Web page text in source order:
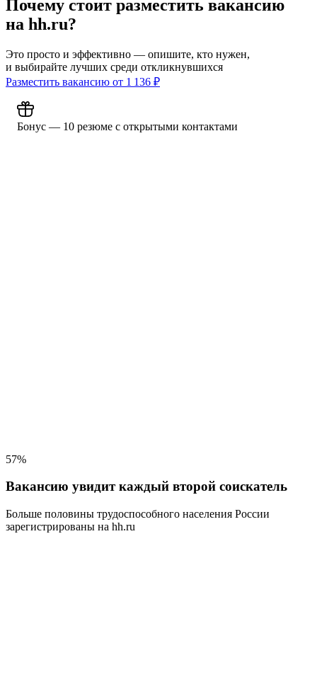
Почему стоит разместить вакансию
на hh.ru?
Это просто и эффективно — опишите, кто нужен,
и выбирайте лучших среди откликнувшихся
Разместить вакансию от 1 136 ₽
Бонус — 10 резюме с открытыми контактами
57%
Вакансию увидит каждый второй соискатель
Больше половины трудоспособного населения России
зарегистрированы на hh.ru